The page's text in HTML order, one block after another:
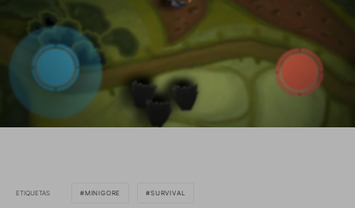
ETIQUETAS MINIGORE SURVIVAL